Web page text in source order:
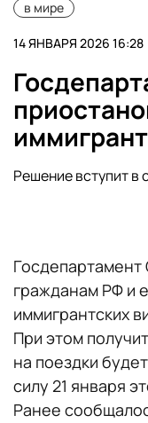
в мире
14 ЯНВАРЯ 2026 16:28
Решение вступит в
гражданам РФ и
иммигрантских
При этом
на поездки
силу 21 января
Ранее